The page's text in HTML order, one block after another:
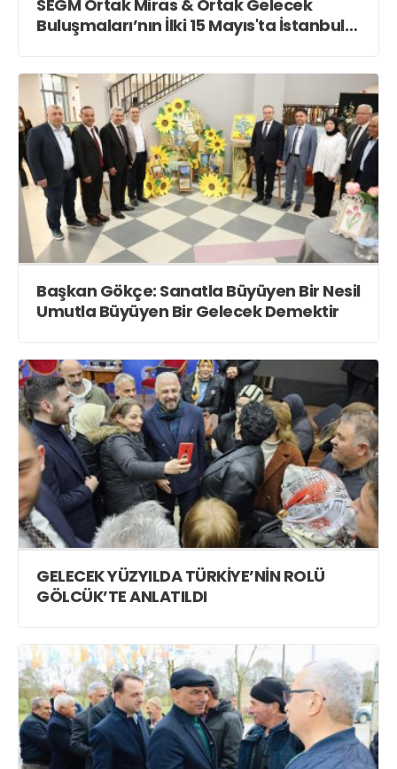
SEGM Ortak Miras & Ortak Gelecek
Buluşmaları’nın İlki 15 Mayıs'ta İstanbul
Başkan Gökçe: Sanatla Büyüyen Bir Nesil
Umutla Büyüyen Bir Gelecek Demektir
GELECEK YÜZYILDA TÜRKİYE’NİN ROLÜ
GÖLCÜK’TE ANLATILDI
Web TV
Merkez Mah. 38. Sokak. No : 31
Gölcük /KOCAELİ
haber@vizyonkocaeli.com